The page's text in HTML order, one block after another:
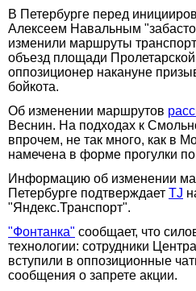
В Петербурге перед
Алексеем Навальным
изменили маршруты
объезд площади Пролетарской
оппозиционер накануне
бойкота.
Об изменении маршрутов
Веснин. На подходах к
впрочем, не так много, как в
намечена в форме прогулки
Информацию об изменении
Петербурге подтверждает TJ
"Яндекс.Транспорт".
"Фонтанка" сообщает, что
технологии: сотрудники
вступили в оппозиционные
сообщения о запрете акции.